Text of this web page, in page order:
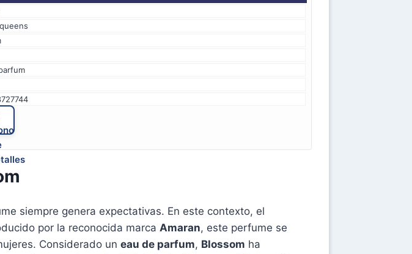
siempre genera expectativas. En este contexto, el
por la reconocida marca Amaran, este perfume se
Considerado un eau de parfum, Blossom ha